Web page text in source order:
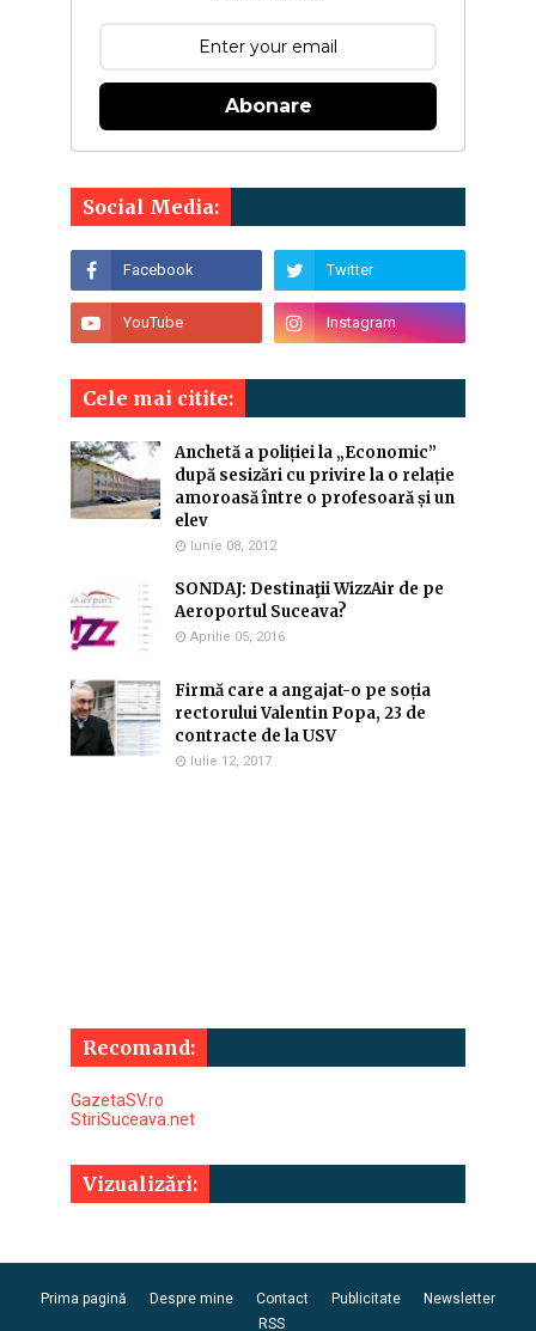
Abonare
Social Media:
Cele mai citite:
Anchetă a poliției la „Economic”
după sesizări cu privire la o relație
amoroasă între o profesoară și un
elev
Iunie 08, 2012
SONDAJ: Destinaţii WizzAir de pe
Aeroportul Suceava?
Aprilie 05, 2016
Firmă care a angajat-o pe soția
rectorului Valentin Popa, 23 de
contracte de la USV
Iulie 12, 2017
Recomand:
GazetaSV.ro
StiriSuceava.net
Vizualizări:
Prima pagină Despre mine Contact Publicitate
Newsletter
RSS